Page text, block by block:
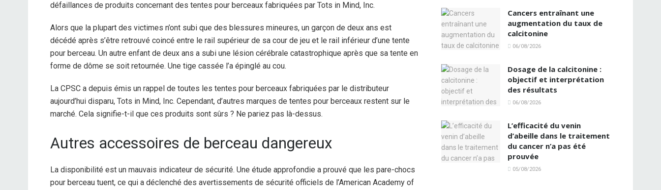
défaillances de produits concernant des tentes pour berceaux fabriquées par Tots in Mind, Inc.
Alors que la plupart des victimes n’ont subi que des blessures mineures, un garçon de deux ans est
décédé après s’être retrouvé coincé entre le rail supérieur de sa cour de jeu et le rail inférieur d’une tente
pour berceau. Un autre enfant de deux ans a subi une lésion cérébrale catastrophique après que sa tente en
forme de dôme se soit retournée. Une tige cassée l’a épinglé au cou.
La CPSC a depuis émis un rappel de toutes les tentes pour berceaux fabriquées par le distributeur
aujourd’hui disparu, Tots in Mind, Inc. Cependant, d’autres marques de tentes pour berceaux restent sur le
marché. Cela signifie-t-il que ces produits sont sûrs ? Ne pariez pas là-dessus.
Autres accessoires de berceau dangereux
La disponibilité est un mauvais indicateur de sécurité. Une étude approfondie a prouvé que les pare-chocs
pour berceau tuent, ce qui a déclenché des avertissements de sécurité officiels de l’American Academy of
Cancers entraînant une
augmentation du taux de
calcitonine
06/08/2026
Dosage de la calcitonine :
objectif et interprétation
des résultats
06/08/2026
L’efficacité du venin
d’abeille dans le traitement
du cancer n’a pas été
prouvée
05/08/2026